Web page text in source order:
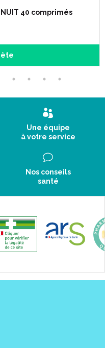
NUIT 40 comprimés
Une équipe
à votre service
Nos conseils
santé